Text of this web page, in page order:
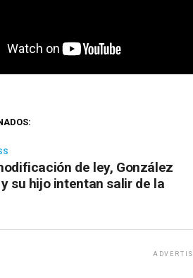
de ley, González
su hijo intentan salir de la